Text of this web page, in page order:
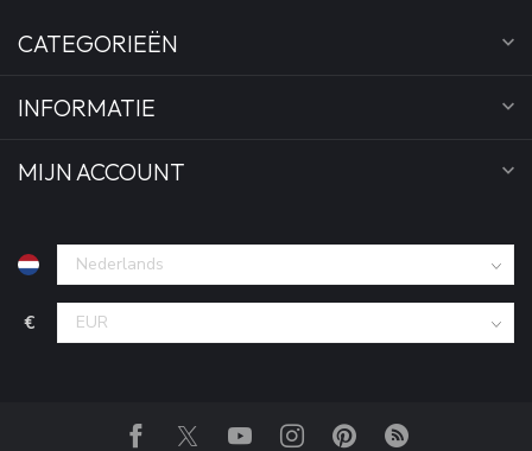
CATEGORIEËN
INFORMATIE
MIJN ACCOUNT
€